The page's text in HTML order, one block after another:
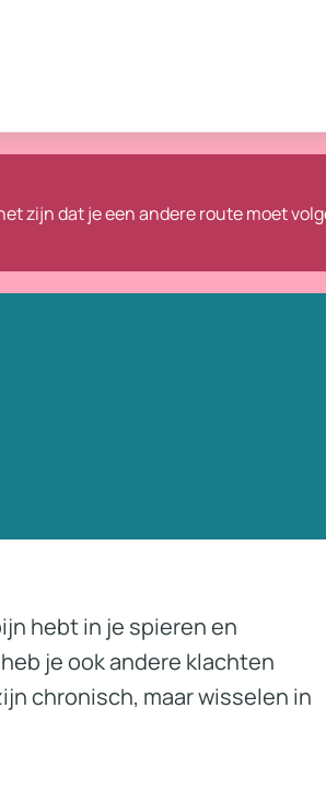
zijn dat je een andere route moet
hebt in je spieren en
je ook andere klachten
chronisch, maar wisselen in